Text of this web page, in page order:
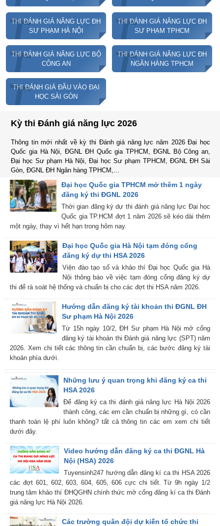
T
THI ĐÁNH GIÁ NĂNG LỰC ĐH
SƯ PHẠM HÀ NỘI
T
THI ĐÁNH GIÁ NĂNG LỰC ĐH
SƯ PHẠM TPHCM
T
THI ĐÁNH GIÁ NĂNG LỰC BỘ
CÔNG AN
T
THI ĐÁNH GIÁ NĂNG LỰC ĐH
NGÂN HÀNG TPHCM
T
THI ĐÁNH GIÁ ĐẦU VÀO ĐẠI
HỌC SÀI GÒN
Kỳ thi Đánh giá năng lực 2026
Thông tin mới nhất về kỳ thi Đánh giá năng lực năm 2026 Đại học
Quốc gia Hà Nội, ĐGNL ĐH Quốc gia TPHCM, ĐGNL Bộ Công an,
Đại học Sư phạm Hà Nội, Đại học Sư phạm TPHCM, ĐGNL ĐH Sài
Gòn, ĐGNL ĐH Ngân hàng TPHCM,...
Đại học Quốc gia TPHCM mở thêm 1 ngày
đăng ký thi ĐGNL 2026
Thời gian đăng ký dự thi đánh giá năng lực Đại học
Quốc gia TP.HCM đợt 1 năm 2026 sẽ kéo dài thêm
một ngày, thay vì hết hạn trong hôm nay.
Đại học Quốc gia Hà Nội tạm đóng cổng
đăng ký dự thi HSA 2026
Viện đào tạo số và khảo thí Đại học Quốc gia Hà
Nội thông báo về việc tạm đóng cổng đăng ký dự
thi để rà soát hệ thống và chuẩn bị cho các đợt thi HSA năm 2026.
Hướng dẫn đăng ký tài khoản thi ĐGNL ĐH
Sư phạm Hà Nội 2026
Từ 15h ngày 10/2, ĐH Sư phạm Hà Nội mở cổng
đăng ký tài khoản thi Đánh giá năng lực (SPT) năm
2026. Xem chi tiết các thông tin cần chuẩn bị, các bước đăng ký tài
khoản phía dưới.
Những lưu ý quan trọng khi đăng ký ca thi
HSA 2026
Để đăng ký ca thi đánh giá năng lực Hà Nội 2026
thành công, các em cần chuẩn bị những gì, có cần
thanh toán lệ phí luôn không? tất cả thông tin các em xem chi tiết
dưới đây.
Video hướng dẫn đăng ký ca thi ĐGNL Hà
Nội (HSA) 2026
Tuyensinh247 hướng dẫn đăng kí ca thi HSA 2026
các đợt 601, 602, 603, 604, 605, 606 cực chi tiết. Từ 9h ngày 1/2
trung tâm khảo thí ĐHQGHN chính thức mở cổng đăng kí ca thi Đánh
giá năng lực Hà Nội 2026.
Các trường quân đội dự kiến tổ chức thi